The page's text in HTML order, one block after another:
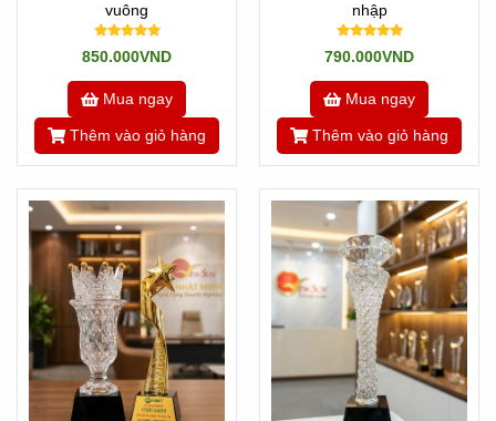
vuông
850.000VND
Mua ngay
Thêm vào giỏ hàng
nhập
790.000VND
Mua ngay
Thêm vào giỏ hàng